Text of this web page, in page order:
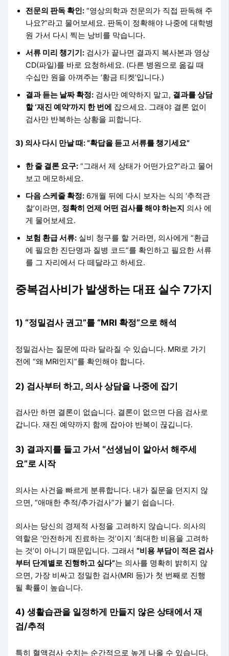
전문의 판독 확인: “영상의학과 전문의가 직접 판독해 주
나요?”라고 물어보세요. 판독이 정확해야 나중에 대학병
원 가서 다시 찍는 낭비를 막습니다.
서류 미리 챙기기: 검사가 끝나면 결과지 복사본과 영상
CD(파일)를 바로 요청하세요. (다른 병원으로 옮길 때
수십만 원을 아껴주는 ‘황금 티켓’입니다.)
결과 듣는 날짜 확정: 검사만 예약하지 말고, 결과를 상담
할 ‘재진 예약’까지 한 번에 잡으세요. 그래야 결론 없이
검사만 반복하는 상황을 피합니다.
3) 의사 다시 만날 때: “확답을 듣고 서류를 챙기세요”
한 줄 결론 요구: “그래서 제 상태가 어떤가요?”라고 물어
보고 메모하세요.
다음 스케줄 확정: 6개월 뒤에 다시 보자는 식의 ‘추적관
찰’이라면, 정확히 언제 어떤 검사를 해야 하는지 의사 에
게 물어보세요.
보험 환급 서류: 실비 청구를 할 거라면, 의사에게 “환급
에 필요한 진단명과 질병 코드”를 확인하고 필요한 서류
를 그 자리에서 다 떼달라고 하세요.
중복검사비가 발생하는 대표 실수 7가지
1) “정밀검사 권고”를 “MRI 확정”으로 해석
정밀검사는 질문에 따라 달라질 수 있습니다. MRI로 가기
전에 “왜 MRI인지”를 확인해야 합니다.
2) 검사부터 하고, 의사 상담을 나중에 잡기
검사만 하면 결론이 없습니다. 결론이 없으면 다음 검사로
갑니다. 재진 예약까지 함께 잡아야 반복이 끊깁니다.
3) 결과지를 들고 가서 “선생님이 알아서 해주세
요”로 시작
의사는 사건을 빠르게 분류합니다. 내가 질문을 던지지 않
으면, “애매한 추적/추가검사”가 붙기 쉽습니다.
의사는 당신의 경제적 사정을 고려하지 않습니다. 의사의
역할은 ‘안전하게 진료하는 것’이지 ‘최대한 비용을 고려하
는 것’이 아니기 때문입니다. 그래서“비용 부담이 적은 검사
부터 단계별로 진행하고 싶다”는 의사를 명확히 밝히지 않
으면, 가장 비싸고 정밀한 검사(MRI 등)가 첫 번째로 진행
될 확률이 높습니다.
4) 생활습관을 일정하게 만들지 않은 상태에서 재
검/추적
특히 혈액검사 수치는 순간적으로 높게 나올 수 있습니다.